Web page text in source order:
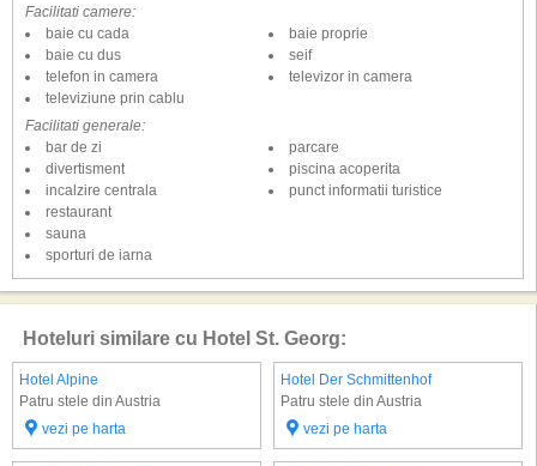
Facilitati camere:
baie cu cada
baie cu dus
baie proprie
seif
telefon in camera
televiziune prin cablu
televizor in camera
Facilitati generale:
bar de zi
divertisment
incalzire centrala
parcare
piscina acoperita
punct informatii turistice
restaurant
sauna
sporturi de iarna
Hoteluri similare cu Hotel St. Georg:
Hotel Alpine
Patru stele din Austria
vezi pe harta
Hotel Der Schmittenhof
Patru stele din Austria
vezi pe harta